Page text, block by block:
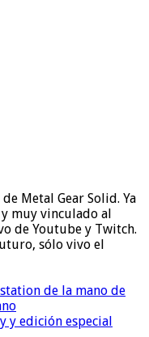
Metal Gear Solid. Ya
muy vinculado al
de Youtube y Twitch.
sólo vivo el
de la mano de
y edición especial